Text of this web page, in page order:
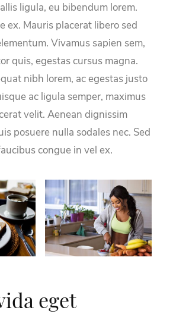
ligula, eu bibendum lorem.
ex. Mauris placerat libero sed
Vivamus sapien sem,
quis, egestas cursus magna.
nibh lorem, ac egestas justo
ac ligula semper, maximus
velit. Aenean dignissim
posuere nulla sodales nec. Sed
congue in vel ex.
eget